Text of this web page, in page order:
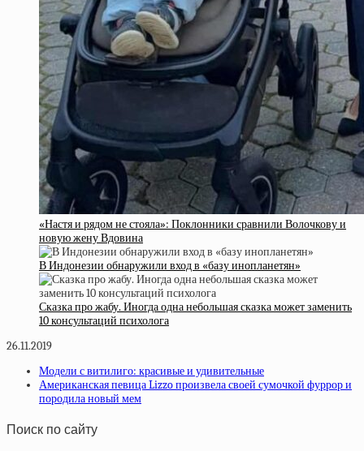
«Настя и рядом не стояла»: Поклонники сравнили Волочкову и
новую жену Вдовина
В Индонезии обнаружили вход в «базу инопланетян»
Сказка про жабу. Иногда одна небольшая сказка может заменить
10 консультаций психолога
26.11.2019
Модели с витилиго: красивые и удивительные
Американская певица Lizzo произвела своей сумочкой фуррор и
породила новый мем
Поиск по сайту